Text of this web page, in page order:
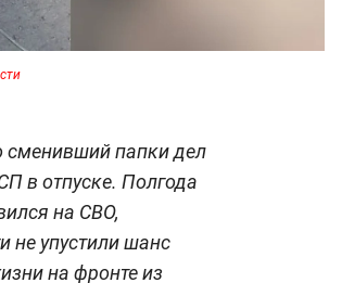
сменивший папки дел
в отпуске. Полгода
на СВО,
не упустили шанс
на фронте из